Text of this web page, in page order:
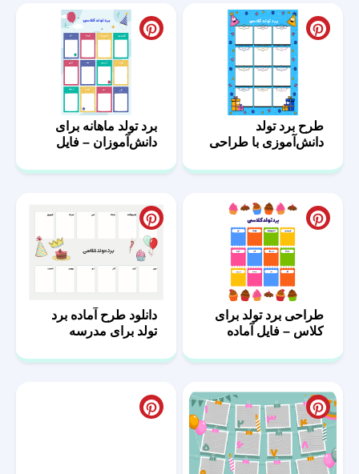
طرح برد تولد
دانش‌آموزی با طراحی
برد تولد ماهانه برای
دانش‌آموزان – فایل
طراحی برد تولد برای
کلاس – فایل آماده
دانلود طرح آماده برد
تولد برای مدرسه